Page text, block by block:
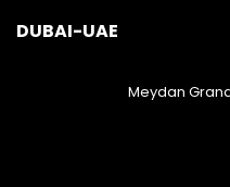
DUBAI-UAE
Meydan